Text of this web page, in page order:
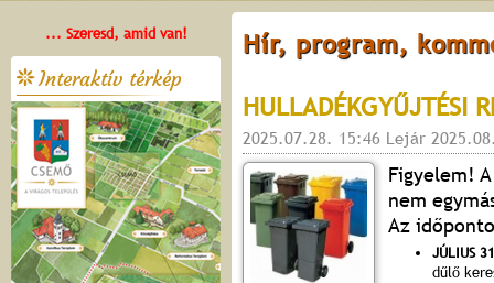
... Szeresd, amid van!
Interaktív térkép
Hír, program,
HULLADÉKGYŰJTÉSI
2025.07.28. 15:46 Lejár
Figyelem!
nem
Az
JÚLIUS
dűlő